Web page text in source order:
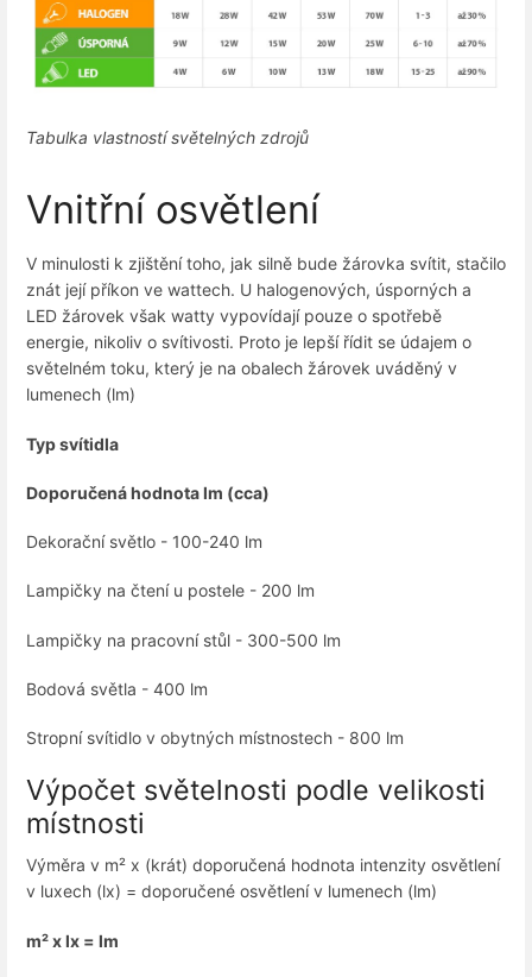
Tabulka vlastností světelných zdrojů
Vnitřní osvětlení
V minulosti k zjištění toho, jak silně bude žárovka svítit, stačilo
znát její příkon ve wattech. U halogenových, úsporných a
LED žárovek však watty vypovídají pouze o spotřebě
energie, nikoliv o svítivosti. Proto je lepší řídit se údajem o
světelném toku, který je na obalech žárovek uváděný v
lumenech (lm)
Typ svítidla
Doporučená hodnota lm (cca)
Dekorační světlo - 100-240 lm
Lampičky na čtení u postele - 200 lm
Lampičky na pracovní stůl - 300-500 lm
Bodová světla - 400 lm
Stropní svítidlo v obytných místnostech - 800 lm
Výpočet světelnosti podle velikosti
místnosti
Výměra v m² x (krát) doporučená hodnota intenzity osvětlení
v luxech (lx) = doporučené osvětlení v lumenech (lm)
m² x lx = lm